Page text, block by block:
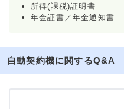
所得(課税)証明書
年金証書／年金通知書
自動契約機に関するQ&A